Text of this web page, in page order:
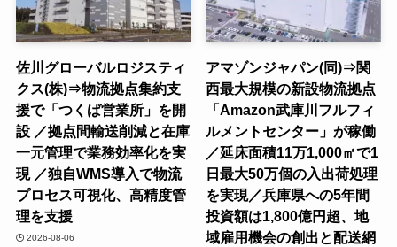
佐川グローバルロジスティ
クス(株)⇒物流拠点集約支
援で「つくば営業所」を開
設 ／拠点間輸送削減と在庫
一元管理で業務効率化を実
現 ／独自WMS導入で物流
プロセス可視化、高精度管
理を支援
2026-08-06
アマゾンジャパン(同)⇒関
西最大規模の新設物流拠点
「Amazon武庫川フルフィ
ルメントセンター」が稼働
／延床面積11万1,000㎡で1
日最大50万個の入出荷処理
を実現／兵庫県への5年間
投資額は1,800億円超、地
域雇用機会の創出と配送網